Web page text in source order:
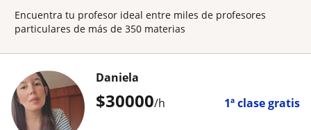
Encuentra tu profesor ideal entre miles de profesores
particulares de más de 350 materias
$30000/h 1ª clase gratis
Daniela